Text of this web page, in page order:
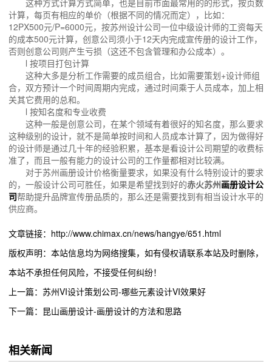
这种方式计算方式简单，也是目前市面最常用的的形式，按页数
计算，每页有相应的单价（根据不同的情况而定），比如：
12PX500元/P=6000元，按苏州设计公司一位中级设计师的工资每天
的成本500元计算，创意公司须小于12天内完成宣传册的设计工作，
否则创意公司则产生亏损（这还不包含管理和办公成本）。
l 按项目打包计算
这种大多是分析工作需要的成员组合，比如需要策划+设计师组
合，双方预计一个时间周期内完成，通过时间乘于人员成本，加上相
关其它费用的总和。
l 按知名度和专业收费
这种一般是创意公司，在某个领域有着很好的知名度，那么要求
这种级别的设计，就不是简单按时间和人员成本计算了，因为做得好
的设计师是通过几十年的经验积累，基本是看设计公司期望的收费标
准了，而且一般有能力的设计公司的工作量都相对比较满。
对于苏州画册设计价格衡量要求，如果没有什么特别设计的要求
的，一般设计公司可胜任，如果是希望找到好的赤火苏州画册设计公
司帮助提升品牌宣传册品质的，那么还是需要找到有相当设计水平的
供应商。
文章链接：http://www.chimax.cn/news/hangye/651.html
版权声明：本站信息均为网络搜集，如有侵权请联系本站及时删除，
本站不承担任何风险，不接受任何纠纷！
上一篇：苏州VI设计策划公司-哪些元素设计VI效果好
下一篇：昆山画册设计-画册设计的方法和思路
相关新闻